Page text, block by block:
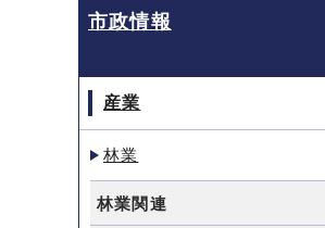
市政情報
産業
林業
林業関連